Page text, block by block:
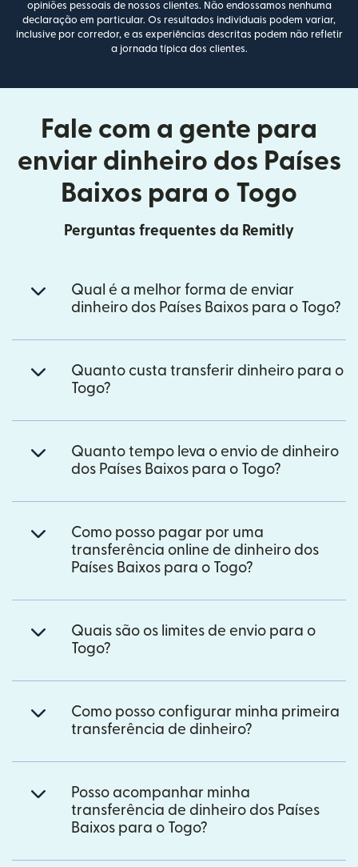
opiniões pessoais de nossos clientes. Não endossamos nenhuma
declaração em particular. Os resultados individuais podem variar,
inclusive por corredor, e as experiências descritas podem não refletir
a jornada típica dos clientes.
Fale com a gente para
enviar dinheiro dos Países
Baixos para o Togo
Perguntas frequentes da Remitly
Qual é a melhor forma de enviar
dinheiro dos Países Baixos para o Togo?
Quanto custa transferir dinheiro para o
Togo?
Quanto tempo leva o envio de dinheiro
dos Países Baixos para o Togo?
Como posso pagar por uma
transferência online de dinheiro dos
Países Baixos para o Togo?
Quais são os limites de envio para o
Togo?
Como posso configurar minha primeira
transferência de dinheiro?
Posso acompanhar minha
transferência de dinheiro dos Países
Baixos para o Togo?